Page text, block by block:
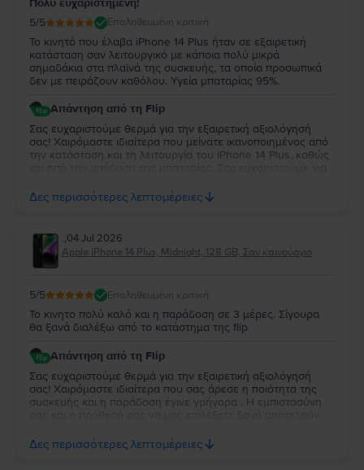
5/5 Επαληθευμένη κριτική
Το κινητό που έλαβα iPhone 14 Plus ήταν σε εξαιρετική
κατάσταση σαν λειτουργικό με κάποια πολύ μικρά
σημαδάκια στα πλαϊνά της συσκευής, τα οποία προσωπικά
δεν με πειράζουν καθόλου. Υγεία μπαταρίας 95%.
Απάντηση από τη Flip
Σας ευχαριστούμε θερμά για την εξαιρετική αξιολόγησή
σας! Χαιρόμαστε ιδιαίτερα που μείνατε ικανοποιημένος από
την κατάσταση και τη λειτουργία του iPhone 14 Plus, καθώς
φθορές, οι οποίες είναι αναμενόμενες. Να τη χαρείτε και θα
είναι χαρά μας να σας εξυπηρετήσουμε ξανά στο μέλλον!
Δες περισσότερες λεπτομέρειες
.,04 Jul 2026
Apple iPhone 14 Plus, Midnight, 128 GB, Σαν καινούργιο
5/5 Επαληθευμένη κριτική
Το κινητο πολύ καλό και η παράδοση σε 3 μέρες. Σίγουρα
θα ξανά διαλέξω από το κατάστημα της flip
Απάντηση από τη Flip
Σας ευχαριστούμε θερμά για την εξαιρετική αξιολόγησή
σας! Χαιρόμαστε ιδιαίτερα που σας άρεσε η ποιότητα της
συσκευής και η παράδοση έγινε γρήγορα . Η εμπιστοσύνη
συσκευή σας και θα χαρούμε να σας εξυπηρετήσουμε ξανά
στο μέλλον!
Δες περισσότερες λεπτομέρειες